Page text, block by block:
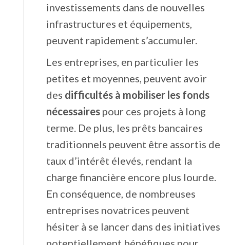
investissements dans de nouvelles
infrastructures et équipements,
peuvent rapidement s’accumuler.
Les entreprises, en particulier les
petites et moyennes, peuvent avoir
des difficultés à mobiliser les fonds
nécessaires pour ces projets à long
terme. De plus, les prêts bancaires
traditionnels peuvent être assortis de
taux d’intérêt élevés, rendant la
charge financière encore plus lourde.
En conséquence, de nombreuses
entreprises novatrices peuvent
hésiter à se lancer dans des initiatives